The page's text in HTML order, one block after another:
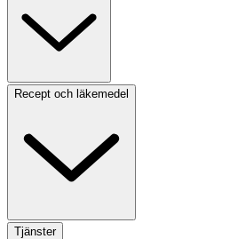
Recept och läkemedel
Tjänster